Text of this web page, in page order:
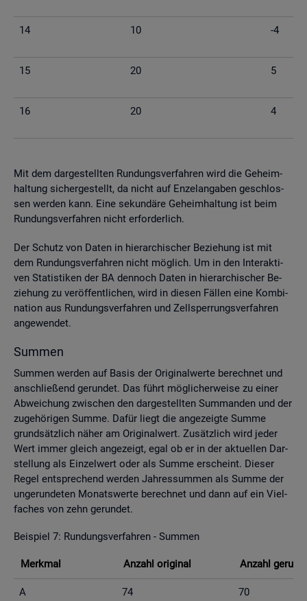
14 10 -4
15 20 5
16 20 4
Mit dem dar­ge­stell­ten Run­dungs­ver­fah­ren wird die Ge­heim­
hal­tung si­cher­ge­stellt, da nicht auf En­zel­an­ga­ben ge­schlos­
sen wer­den kann. Eine se­kun­dä­re Ge­heim­hal­tung ist beim
Run­dungs­ver­fah­ren nicht er­for­der­lich.
Der Schutz von Daten in hier­ar­chi­scher Be­zie­hung ist mit
dem Run­dungs­ver­fah­ren nicht mög­lich. Um in den In­ter­ak­ti­
ven Sta­tis­ti­ken der BA den­noch Daten in hier­ar­chi­scher Be­
zie­hung zu ver­öf­fent­li­chen, wird in die­sen Fäl­len eine Kom­bi­
na­ti­on aus Run­dungs­ver­fah­ren und Zell­sper­rungs­ver­fah­ren
an­ge­wen­det.
Sum­men
Sum­men wer­den auf Basis der Ori­gi­nal­wer­te be­rech­net und
an­schlie­ßend ge­run­det. Das führt mög­li­cher­wei­se zu einer
Ab­wei­chung zwi­schen den dar­ge­stell­ten Sum­man­den und der
zu­ge­hö­ri­gen Summe. Dafür liegt die an­ge­zeig­te Summe
grund­sätz­lich näher am Ori­gi­nal­wert. Zu­sätz­lich wird jeder
Wert immer gleich an­ge­zeigt, egal ob er in der ak­tu­el­len Dar­
stel­lung als Ein­zel­wert oder als Summe er­scheint. Die­ser
Regel ent­spre­chend wer­den Jah­res­sum­men als Summe der
un­ge­run­de­ten Mo­nats­wer­te be­rech­net und dann auf ein Viel­
fa­ches von zehn ge­run­det.
Bei­spiel 7: Run­dungs­ver­fah­ren - Sum­men
Merk­mal An­zahl ori­gi­nal An­zahl
A 74 70